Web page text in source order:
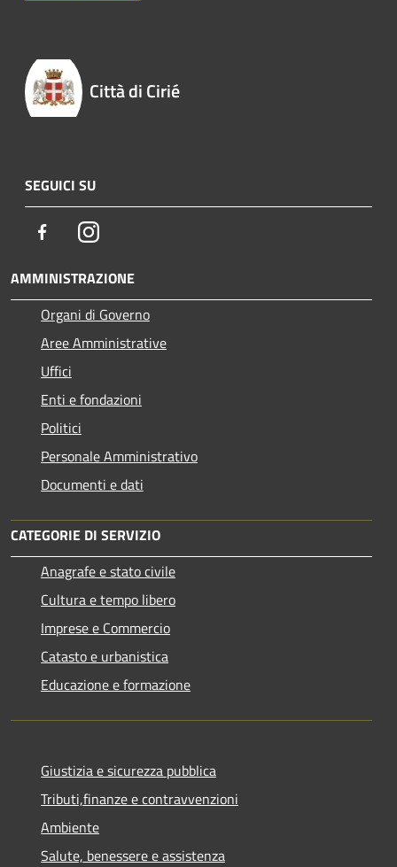
Città di Cirié
SEGUICI SU
FacebookInstagram
AMMINISTRAZIONE
Organi di Governo
Aree Amministrative
Uffici
Enti e fondazioni
Politici
Personale Amministrativo
Documenti e dati
CATEGORIE DI SERVIZIO
Anagrafe e stato civile
Cultura e tempo libero
Imprese e Commercio
Catasto e urbanistica
Educazione e formazione
Giustizia e sicurezza pubblica
Tributi,finanze e contravvenzioni
Ambiente
Salute, benessere e assistenza